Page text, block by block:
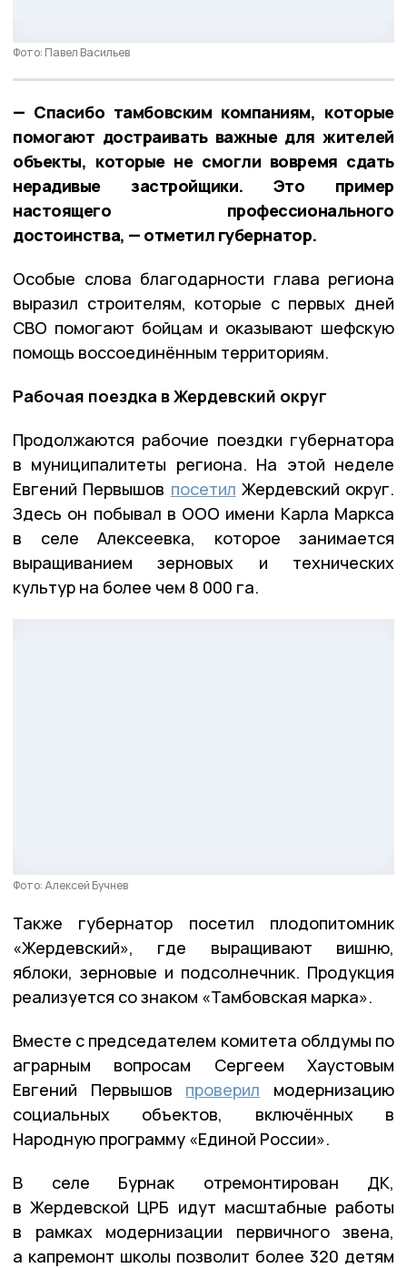
Фото: Павел Васильев
— Спасибо тамбовским компаниям, которые
помогают достраивать важные для жителей
объекты, которые не смогли вовремя сдать
нерадивые застройщики. Это пример
настоящего профессионального
достоинства, — отметил губернатор.
Особые слова благодарности глава региона
выразил строителям, которые с первых дней
СВО помогают бойцам и оказывают шефскую
помощь воссоединённым территориям.
Рабочая поездка в Жердевский округ
Продолжаются рабочие поездки губернатора
в муниципалитеты региона. На этой неделе
Евгений Первышов посетил Жердевский округ.
Здесь он побывал в ООО имени Карла Маркса
в селе Алексеевка, которое занимается
выращиванием зерновых и технических
культур на более чем 8 000 га.
Фото: Алексей Бучнев
Также губернатор посетил плодопитомник
«Жердевский», где выращивают вишню,
яблоки, зерновые и подсолнечник. Продукция
реализуется со знаком «Тамбовская марка».
Вместе с председателем комитета облдумы по
аграрным вопросам Сергеем Хаустовым
Евгений Первышов проверил модернизацию
социальных объектов, включённых в
Народную программу «Единой России».
В селе Бурнак отремонтирован ДК,
в Жердевской ЦРБ идут масштабные работы
в рамках модернизации первичного звена,
а капремонт школы позволит более 320 детям